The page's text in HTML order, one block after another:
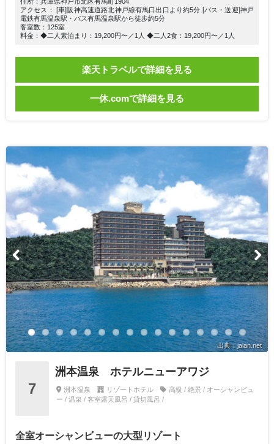
アクセス： [車]阪神高速道路北神戸線有馬口出口より約5分 [バス・送迎]神戸
電鉄有馬温泉駅・バス有馬温泉駅から徒歩約5分
客室数：125室
料金：◆二人素泊まり：19,200円〜／1人 ◆二人2食：19,200円〜／1人
楽天トラベルで詳細を見る
一休.comで詳細を見る
出典：jalan.net
7
洲本温泉 ホテルニューアワジ
洲本温泉 リゾートホテル
高級 / 絶景 / オーシャンビュ
ー / 温泉 / 客室露天風呂 / 貸切風呂 /
全室オーシャンビューの大型リゾート